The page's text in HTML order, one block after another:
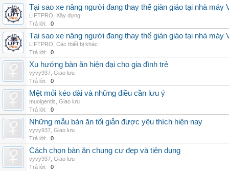
Tại sao xe nâng người đang thay thế giàn giáo tại nhà máy
LIFTPRO
Xây dựng
Trả lời:
0
Tại sao xe nâng người đang thay thế giàn giáo tại nhà máy
LIFTPRO Các thiết bị khác
Trả lời:
0
Xu hướng bàn ăn hiện đại cho gia đình trẻ
vyvy937 Giao lưu
Trả lời:
0
Mệt mỏi kéo dài và những điều cần lưu ý
muoigentis Giao lưu
Trả lời:
0
Những mẫu bàn ăn tối giản được yêu thích hiện nay
vyvy937 Giao lưu
Trả lời:
0
Cách chọn bàn ăn chung cư đẹp và tiện dụng
vyvy937 Giao lưu
Trả lời:
0